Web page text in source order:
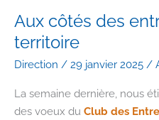
Aux côtés des
territoire
Direction / 29 janvier 2025 /
La semaine dernière, nous
des voeux du Club des